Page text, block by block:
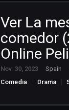
Ver La
comedor
Online
Nov. 30, 2023 Spain
Comedia
Drama